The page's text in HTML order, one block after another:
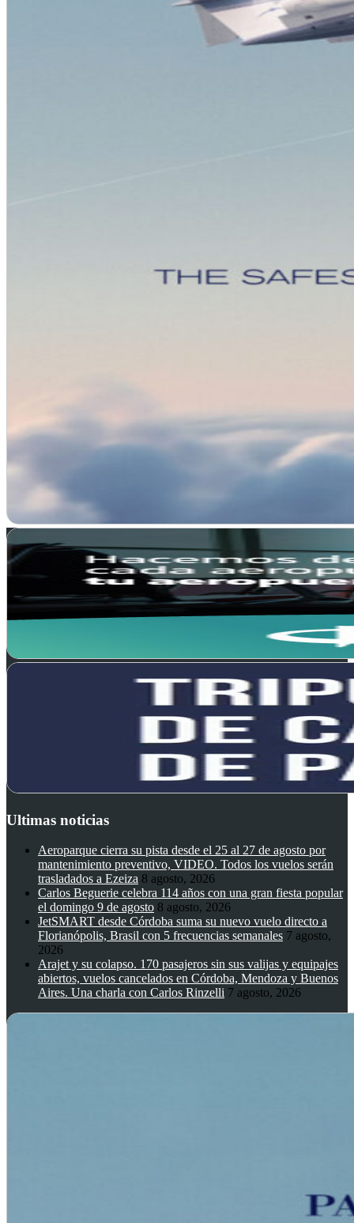
Ultimas noticias
Aeroparque cierra su pista desde el 25 al 27 de agosto por
mantenimiento preventivo, VIDEO. Todos los vuelos serán
trasladados a Ezeiza 8 agosto, 2026
Carlos Beguerie celebra 114 años con una gran fiesta popular
el domingo 9 de agosto 8 agosto, 2026
JetSMART desde Córdoba suma su nuevo vuelo directo a
Florianópolis, Brasil con 5 frecuencias semanales 7 agosto,
2026
Arajet y su colapso. 170 pasajeros sin sus valijas y equipajes
abiertos, vuelos cancelados en Córdoba, Mendoza y Buenos
Aires. Una charla con Carlos Rinzelli 7 agosto, 2026